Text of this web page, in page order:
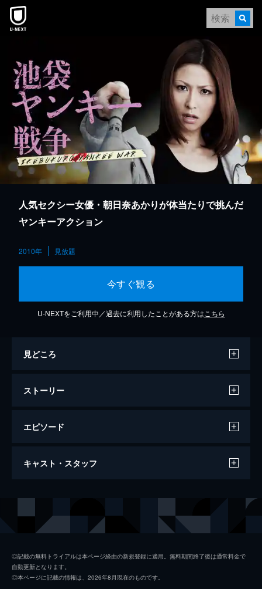
本文へスキップ
人気セクシー女優・朝日奈あかりが体当たりで挑んだ
ヤンキーアクション
2010年 見放題
今すぐ観る
U-NEXTをご利用中／過去に利用したことがある方は こちら
見どころ
ストーリー
エピソード
池袋ヤンキー戦争1
キャスト・スタッフ
友田彩也香
◎記載の無料トライアルは本ページ経由の新規登録に適用。無料期間終了後は通常料金で
自動更新となります。
◎本ページに記載の情報は、2026年8月現在のものです。